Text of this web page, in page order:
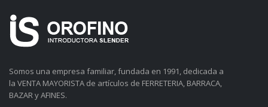
Somos una empresa familiar, fundada en 1991, dedicada a
la VENTA MAYORISTA de artículos de FERRETERIA, BARRACA,
BAZAR y AFINES.